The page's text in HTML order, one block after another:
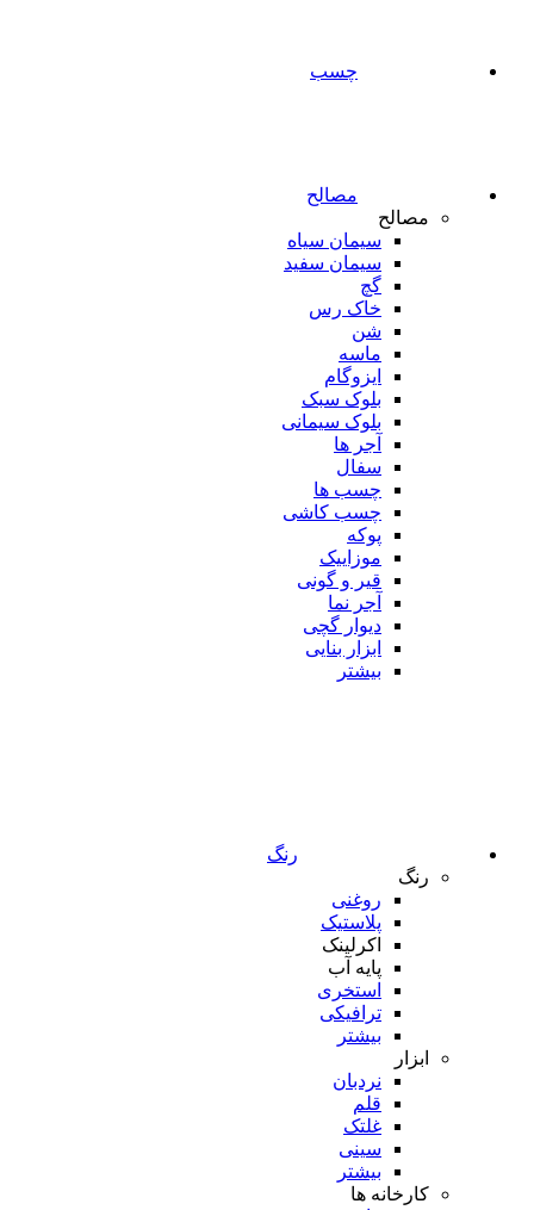
چسب
مصالح
مصالح
سیمان سیاه
سیمان سفید
گچ
خاک رس
شن
ماسه
ایزوگام
بلوک سبک
بلوک سیمانی
آجر ها
سفال
چسب ها
چسب کاشی
پوکه
موزاییک
قیر و گونی
آجر نما
دیوار گچی
ابزار بنایی
بیشتر
رنگ
رنگ
روغنی
پلاستیک
اکرلینک
پایه آب
استخری
ترافیکی
بیشتر
ابزار
نردبان
قلم
غلتک
سینی
بیشتر
کارخانه ها